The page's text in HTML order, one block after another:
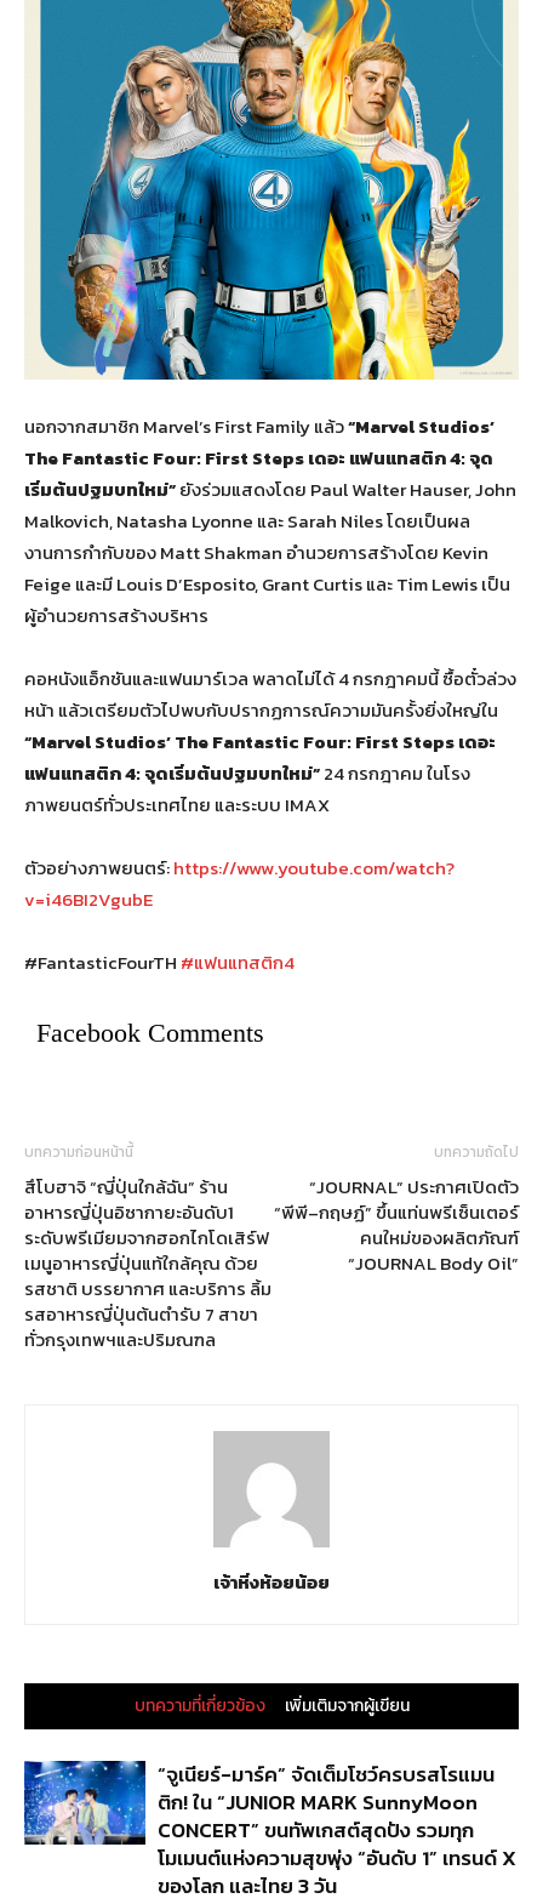
นอกจากสมาชิก Marvel’s First Family แล้ว“Marvel Studios’
The Fantastic Four: First Steps เดอะ แฟนแทสติก 4: จุด
เริ่มต้นปฐมบทใหม่”ยังร่วมแสดงโดย Paul Walter Hauser, John
Malkovich, Natasha Lyonne และ Sarah Niles โดยเป็นผล
งานการกำกับของ Matt Shakman อำนวยการสร้างโดย Kevin
Feige และมี Louis D’Esposito, Grant Curtis และ Tim Lewis เป็น
ผู้อำนวยการสร้างบริหาร
คอหนังแอ็กชันและแฟนมาร์เวล พลาดไม่ได้ 4 กรกฎาคมนี้ ซื้อตั๋วล่วง
หน้า แล้วเตรียมตัวไปพบกับปรากฏการณ์ความมันครั้งยิ่งใหญ่ใน
“Marvel Studios’ The Fantastic Four: First Steps เดอะ
แฟนแทสติก 4: จุดเริ่มต้นปฐมบทใหม่”24 กรกฎาคม ในโรง
ภาพยนตร์ทั่วประเทศไทย และระบบ IMAX
ตัวอย่างภาพยนตร์:https://www.youtube.com/watch?
v=i46BI2VgubE
#FantasticFourTH #แฟนแทสติก4
Facebook Comments
บทความก่อนหน้านี้
สึโบฮาจิ “ญี่ปุ่นใกล้ฉัน” ร้าน
อาหารญี่ปุ่นอิซากายะอันดับ1
ระดับพรีเมียมจากฮอกไกโดเสิร์ฟ
เมนูอาหารญี่ปุ่นแท้ใกล้คุณ ด้วย
รสชาติ บรรยากาศ และบริการ ลิ้ม
รสอาหารญี่ปุ่นต้นตำรับ 7 สาขา
ทั่วกรุงเทพฯและปริมณฑล
บทความถัดไป
“JOURNAL” ประกาศเปิดตัว
“พีพี–กฤษฏ์” ขึ้นแท่นพรีเซ็นเตอร์
คนใหม่ของผลิตภัณฑ์
“JOURNAL Body Oil”
เจ้าหิ่งห้อยน้อย
บทความที่เกี่ยวข้อง เพิ่มเติมจากผู้เขียน
“จูเนียร์-มาร์ค” จัดเต็มโชว์ครบรสโรแมน
ติก! ใน “JUNIOR MARK SunnyMoon
CONCERT” ขนทัพเกสต์สุดปัง รวมทุก
โมเมนต์แห่งความสุขพุ่ง “อันดับ 1” เทรนด์ X
ของโลก และไทย 3 วัน